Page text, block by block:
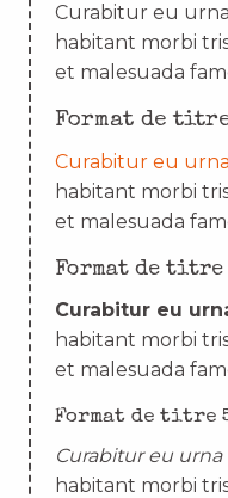
Curabitur eu
habitant morbi
et malesuada
Format de
Curabitur eu
habitant morbi
et malesuada
Format de titre
Curabitur eu
habitant morbi
et malesuada
Format de titre
Curabitur eu
habitant morbi